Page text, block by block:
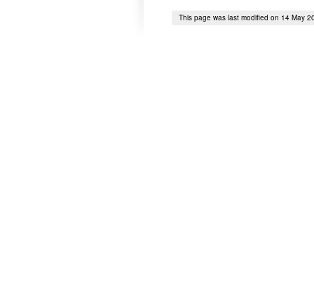
This page was last modified on 14 May